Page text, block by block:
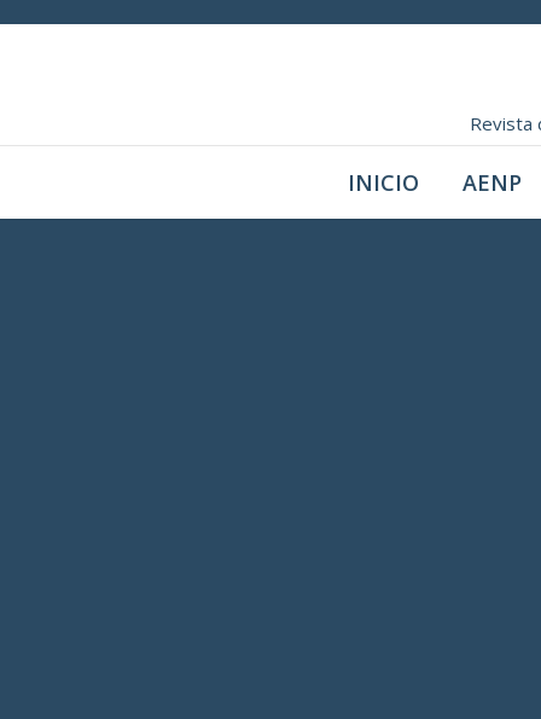
Revista
INICIO AENP